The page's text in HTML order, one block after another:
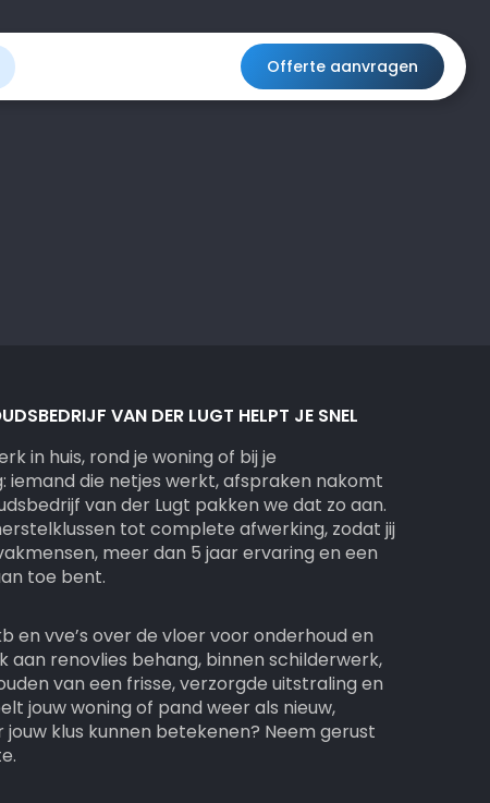
Offerte aanvragen
VAN DER LUGT HELPT JE SNEL
in huis, rond je woning of bij je
iemand die netjes werkt, afspraken nakomt
van der Lugt pakken we dat zo aan.
tot complete afwerking, zodat jij
meer dan 5 jaar ervaring en een
toe bent.
en vve’s over de vloer voor onderhoud en
renovlies behang, binnen schilderwerk,
van een frisse, verzorgde uitstraling en
jouw woning of pand weer als nieuw,
klus kunnen betekenen? Neem gerust